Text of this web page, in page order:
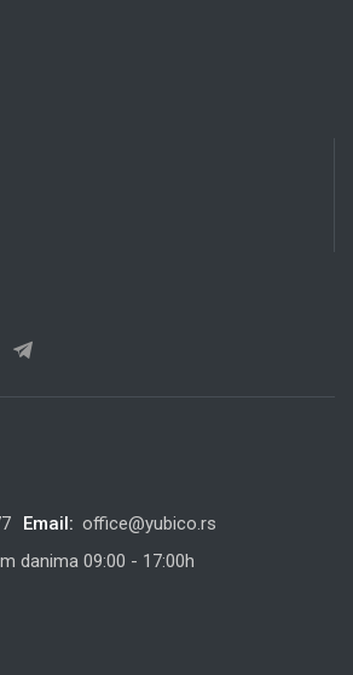
Email: office@yubico.rs
danima 09:00 - 17:00h